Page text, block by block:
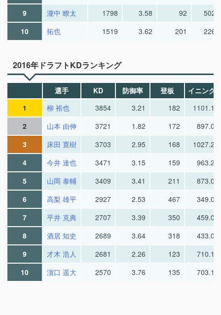
9
瀧中 瞭太 1798 3.58 92
502.2
10
拓也 1519 3.62 201 226.1
2016年ドラフトKDランキング
選手 KD 防御率 登板
イニング
1
柳 裕也 3854 3.21 182
1101.1
2
山本 由伸 3721 1.82 172
897.0
3
床田 寛樹 3703 2.95 168
1027.2
4
今井 達也 3471 3.15 159
963.2
5
山岡 泰輔 3409 3.41 211
873.0
6
高梨 雄平 2927 2.53 467
349.0
7
平井 克典 2707 3.39 350
459.0
8
酒居 知史 2689 3.64 318
433.0
9
才木 浩人 2681 2.26 123
710.1
10
濵口 遥大 2570 3.76 135 703.1